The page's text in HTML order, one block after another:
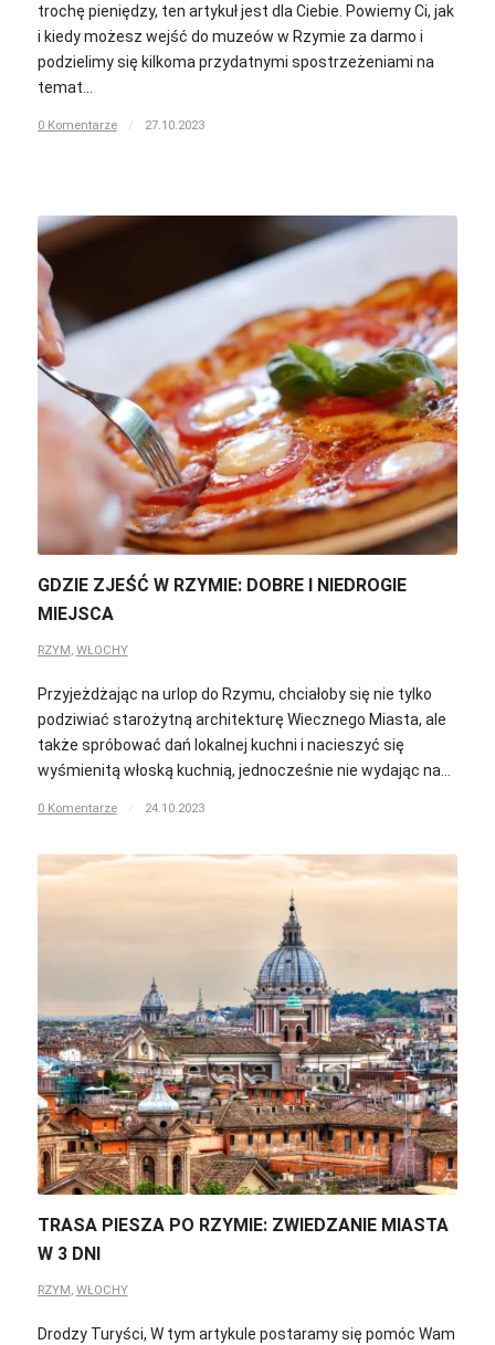
trochę pieniędzy, ten artykuł jest dla Ciebie. Powiemy Ci, jak
i kiedy możesz wejść do muzeów w Rzymie za darmo i
podzielimy się kilkoma przydatnymi spostrzeżeniami na
temat…
0 Komentarze / 27.10.2023
GDZIE ZJEŚĆ W RZYMIE: DOBRE I NIEDROGIE
MIEJSCA
RZYM , WŁOCHY
Przyjeżdżając na urlop do Rzymu, chciałoby się nie tylko
podziwiać starożytną architekturę Wiecznego Miasta, ale
także spróbować dań lokalnej kuchni i nacieszyć się
wyśmienitą włoską kuchnią, jednocześnie nie wydając na…
0 Komentarze / 24.10.2023
TRASA PIESZA PO RZYMIE: ZWIEDZANIE MIASTA
W 3 DNI
RZYM , WŁOCHY
Drodzy Turyści, W tym artykule postaramy się pomóc Wam